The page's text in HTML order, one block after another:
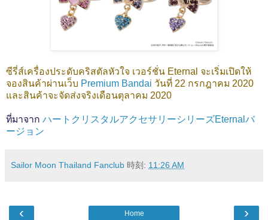
ซีรี่ส์เครื่องประดับคริสตัลหัวใจ เวอร์ชั่น Eternal จะเริ่มเปิดให้
จองสินค้าผ่านเว็บ Premium Bandai วันที่ 22 กรกฎาคม 2020
และสินค้าจะจัดส่งจริงเดือนตุลาคม 2020
ที่มาจาก ハートクリスタルアクセサリーシリーズEternalバ
ージョン
Sailor Moon Thailand Fanclub 時刻: 11:26 AM
‹ ›
Home